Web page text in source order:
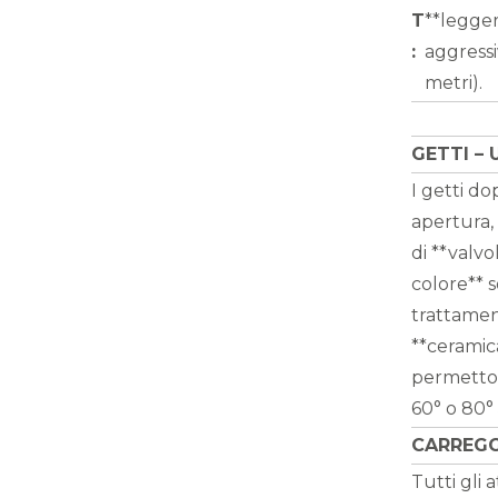
T
:
metri).
GETTI –
I getti
apertura,
di
colore**
60° o
Tutti gli